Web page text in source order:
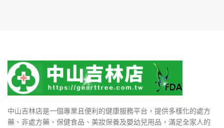
中山吉林店是一個專業且便利的健康服務平台，提供多樣化的處方
藥、非處方藥、保健食品、美妝保養及嬰幼兒用品，滿足全家人的